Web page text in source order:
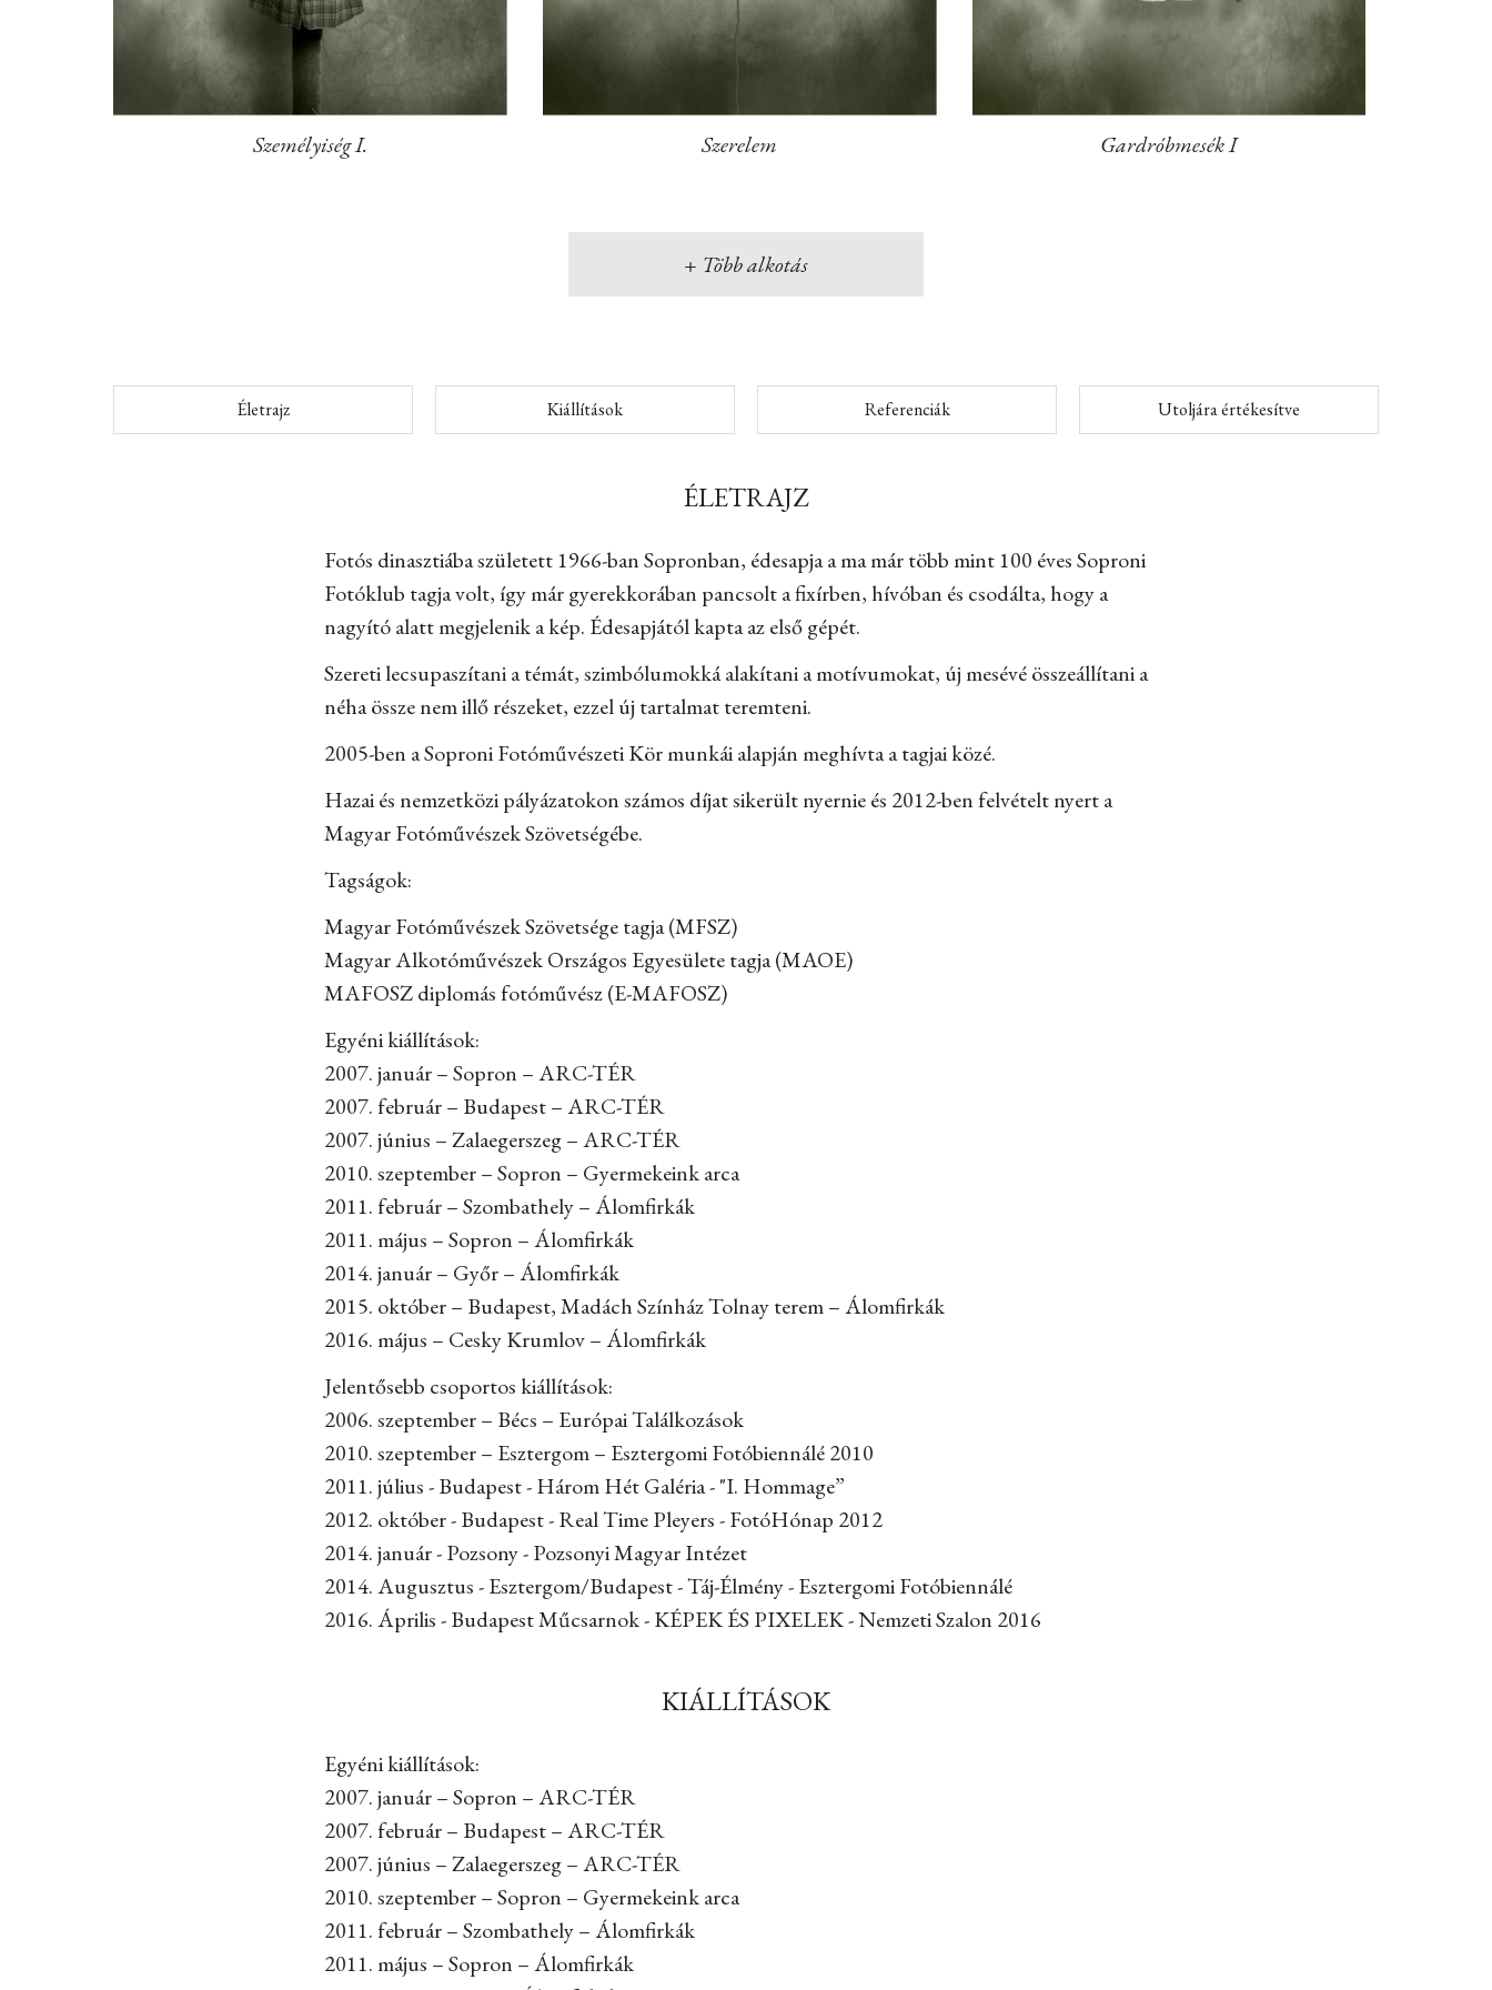
Személyiség I. Szerelem Gardróbmesék I
+ Több alkotás
Életrajz Kiállítások Referenciák Utoljára értékesítve
ÉLETRAJZ
Fotós dinasztiába született 1966-ban Sopronban, édesapja a ma már több mint 100 éves Soproni
Fotóklub tagja volt, így már gyerekkorában pancsolt a fixírben, hívóban és csodálta, hogy a
nagyító alatt megjelenik a kép. Édesapjától kapta az első gépét.
Szereti lecsupaszítani a témát, szimbólumokká alakítani a motívumokat, új mesévé összeállítani a
néha össze nem illő részeket, ezzel új tartalmat teremteni.
2005-ben a Soproni Fotóművészeti Kör munkái alapján meghívta a tagjai közé.
Hazai és nemzetközi pályázatokon számos díjat sikerült nyernie és 2012-ben felvételt nyert a
Magyar Fotóművészek Szövetségébe.
Tagságok:
Magyar Fotóművészek Szövetsége tagja (MFSZ)
Magyar Alkotóművészek Országos Egyesülete tagja (MAOE)
MAFOSZ diplomás fotóművész (E-MAFOSZ)
Egyéni kiállítások:
2007. január – Sopron – ARC-TÉR
2007. február – Budapest – ARC-TÉR
2007. június – Zalaegerszeg – ARC-TÉR
2010. szeptember – Sopron – Gyermekeink arca
2011. február – Szombathely – Álomfirkák
2011. május – Sopron – Álomfirkák
2014. január – Győr – Álomfirkák
2015. október – Budapest, Madách Színház Tolnay terem – Álomfirkák
2016. május – Cesky Krumlov – Álomfirkák
Jelentősebb csoportos kiállítások:
2006. szeptember – Bécs – Európai Találkozások
2010. szeptember – Esztergom – Esztergomi Fotóbiennálé 2010
2011. július - Budapest - Három Hét Galéria - "I. Hommage”
2012. október - Budapest - Real Time Pleyers - FotóHónap 2012
2014. január - Pozsony - Pozsonyi Magyar Intézet
2014. Augusztus - Esztergom/Budapest - Táj-Élmény - Esztergomi Fotóbiennálé
2016. Április - Budapest Műcsarnok - KÉPEK ÉS PIXELEK - Nemzeti Szalon 2016
KIÁLLÍTÁSOK
Egyéni kiállítások:
2007. január – Sopron – ARC-TÉR
2007. február – Budapest – ARC-TÉR
2007. június – Zalaegerszeg – ARC-TÉR
2010. szeptember – Sopron – Gyermekeink arca
2011. február – Szombathely – Álomfirkák
2011. május – Sopron – Álomfirkák